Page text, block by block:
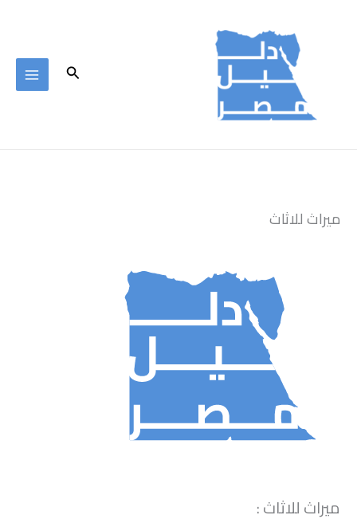
البحث
ميراث للاثاث
ميراث للاثاث :